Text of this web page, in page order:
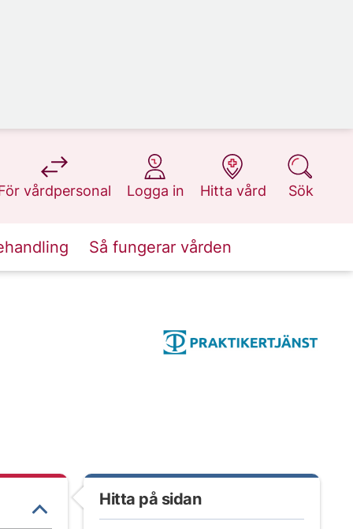
vårdpersonal
på 1177.se
Logga in
på 1177.se
Hitta vård
på 1177.se
Sök
på 1177.se
Så fungerar vården
Hitta på sidan